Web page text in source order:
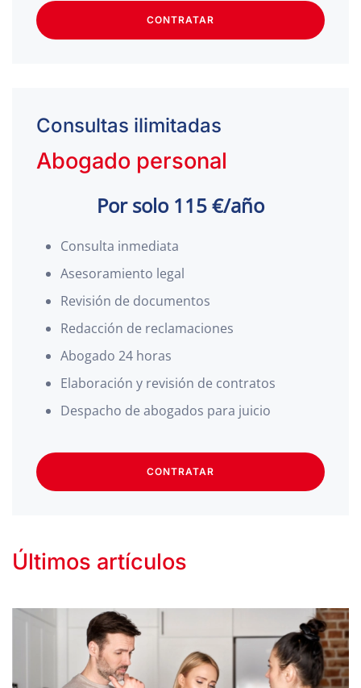
CONTRATAR
Consultas ilimitadas
Abogado personal
Por solo 115 €/año
Consulta inmediata
Asesoramiento legal
Revisión de documentos
Redacción de reclamaciones
Abogado 24 horas
Elaboración y revisión de contratos
Despacho de abogados para juicio
CONTRATAR
Últimos artículos